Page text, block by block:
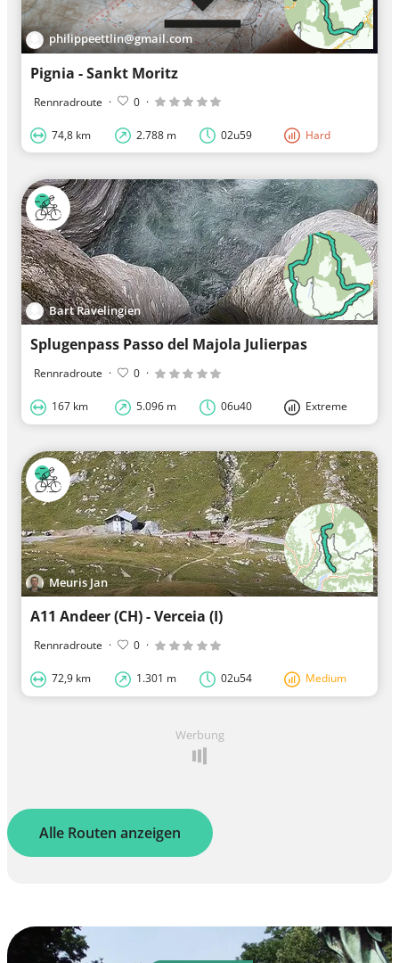
philippeettlin@gmail.com
Pignia - Sankt Moritz
Rennradroute · 0 ·
74,8 km 2.788 m 02u59 Hard
Bart Ravelingien
Splugenpass Passo del Majola Julierpas
Rennradroute · 0 ·
167 km 5.096 m 06u40 Extreme
Meuris Jan
A11 Andeer (CH) - Verceia (I)
Rennradroute · 0 ·
72,9 km 1.301 m 02u54 Medium
Werbung
Alle Routen anzeigen